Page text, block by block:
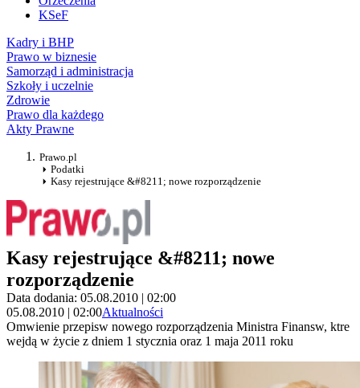
KSeF
Kadry i BHP
Prawo w biznesie
Samorząd i administracja
Szkoły i uczelnie
Zdrowie
Prawo dla każdego
Akty Prawne
Prawo.pl
Podatki
Kasy rejestrujące &#8211; nowe rozporządzenie
Kasy rejestrujące &#8211; nowe
rozporządzenie
Data dodania: 05.08.2010 | 02:00
05.08.2010 | 02:00Aktualności
Omwienie przepisw nowego rozporządzenia Ministra Finansw, ktre
wejdą w życie z dniem 1 stycznia oraz 1 maja 2011 roku